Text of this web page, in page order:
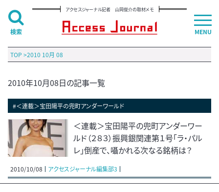
アクセスジャーナル記者 山岡俊介の取材メモ
TOP >2010 10月 08
2010年10月08日の記事一覧
#＜連載＞宝田陽平の兜町アンダーワールド
＜連載＞宝田陽平の兜町アンダーワー
ルド（２８３）振興銀関連第１号「ラ・パル
レ」倒産で、囁かれる次なる銘柄は？
2010/10/08 アクセスジャーナル編集部3
MENU
検索